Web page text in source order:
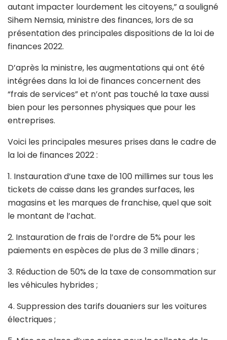
autant impacter lourdement les citoyens,” a souligné
Sihem Nemsia, ministre des finances, lors de sa
présentation des principales dispositions de la loi de
finances 2022.
D’après la ministre, les augmentations qui ont été
intégrées dans la loi de finances concernent des
“frais de services” et n’ont pas touché la taxe aussi
bien pour les personnes physiques que pour les
entreprises.
Voici les principales mesures prises dans le cadre de
la loi de finances 2022 :
1. Instauration d’une taxe de 100 millimes sur tous les
tickets de caisse dans les grandes surfaces, les
magasins et les marques de franchise, quel que soit
le montant de l’achat.
2. Instauration de frais de l’ordre de 5% pour les
paiements en espèces de plus de 3 mille dinars ;
3. Réduction de 50% de la taxe de consommation sur
les véhicules hybrides ;
4. Suppression des tarifs douaniers sur les voitures
électriques ;